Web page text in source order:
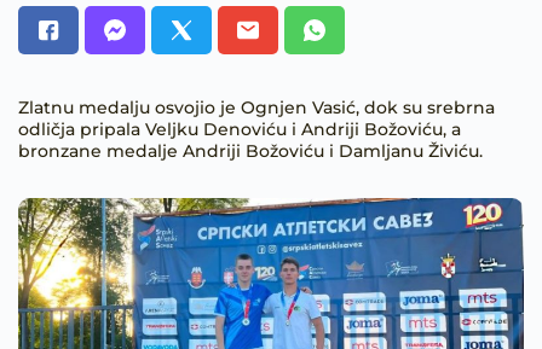
Zlatnu medalju osvojio je Ognjen Vasić, dok su srebrna
odličja pripala Veljku Denoviću i Andriji Božoviću, a
bronzane medalje Andriji Božoviću i Damljanu Živiću.